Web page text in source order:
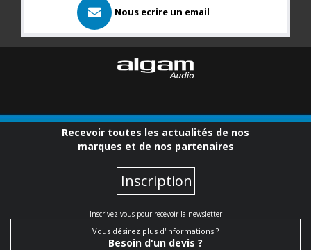
Nous ecrire un email
Recevoir toutes les actualités de nos
marques et de nos partenaires
Inscription
Inscrivez-vous pour recevoir la newsletter
Vous désirez plus d'informations ?
Besoin d'un devis ?